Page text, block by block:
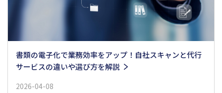
書類の電子化で業務効率をアップ！自社スキャンと代行
サービスの違いや選び方を解説
2026-04-08